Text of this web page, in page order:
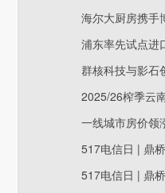
2025/26榨季云